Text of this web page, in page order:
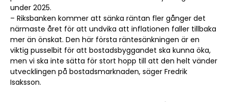
under 2025.
– Riksbanken kommer att sänka räntan fler gånger det
närmaste året för att undvika att inflationen faller tillbaka
mer än önskat. Den här första räntesänkningen är en
viktig pusselbit för att bostadsbyggandet ska kunna öka,
men vi ska inte sätta för stort hopp till att den helt vänder
utvecklingen på bostadsmarknaden, säger Fredrik
Isaksson.